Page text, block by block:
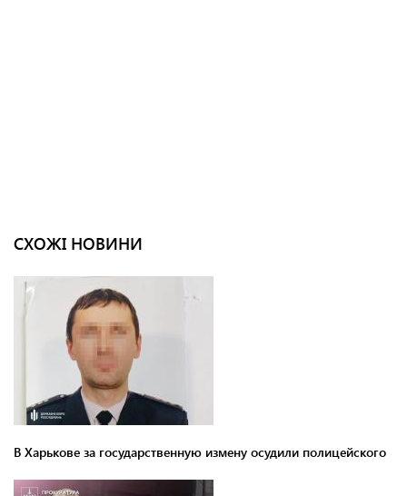
СХОЖІ НОВИНИ
В Харькове за государственную измену осудили полицейского